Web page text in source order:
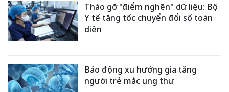
Tháo gỡ "điểm nghẽn" dữ liệu: Bộ
Y tế tăng tốc chuyển đổi số toàn
diện
Báo động xu hướng gia tăng
người trẻ mắc ung thư